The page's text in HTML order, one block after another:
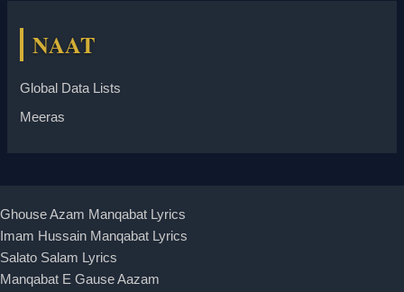
NAAT
Global Data Lists
Meeras
Ghouse Azam Manqabat Lyrics
Imam Hussain Manqabat Lyrics
Salato Salam Lyrics
Manqabat E Gause Aazam